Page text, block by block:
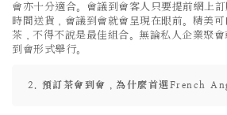
會亦十分適合。會議到會客人只要提前網上
時間送貨，會議到會就會呈現在眼前。精美
茶，不得不說是最佳組合。無論私人企業聚
到會形式舉行。
2. 預訂茶會到會，為什麼首選French